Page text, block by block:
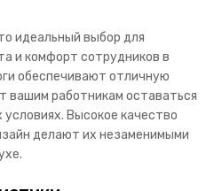
идеальный выбор для
и комфорт сотрудников в
обеспечивают отличную
вашим работникам оставаться
Высокое качество
делают их незаменимыми